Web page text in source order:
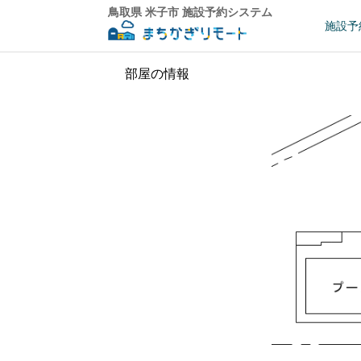
鳥取県 米子市 施設予約システム
施設予
部屋の情報